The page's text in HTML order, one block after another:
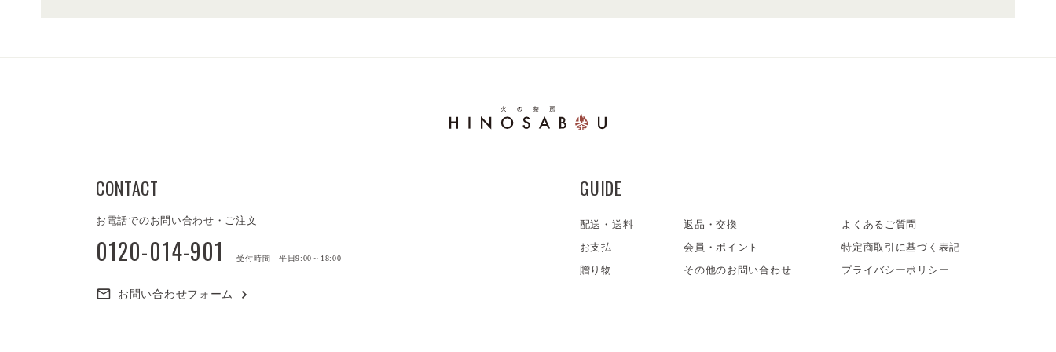
CONTACT
お電話でのお問い合わせ・ご注文
0120-014-901 受付時間 平日9:00～18:00
お問い合わせフォーム
GUIDE
配送・送料
お支払
贈り物
返品・交換
会員・ポイント
その他のお問い合わせ
よくあるご質問
特定商取引に基づく表記
プライバシーポリシー